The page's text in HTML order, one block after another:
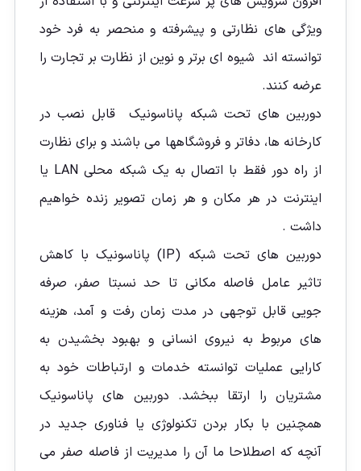
ویژگی های نظارتی و پیشرفته و منحصر به فرد خود
توانسته اند شیوه ای برتر و نوین از نظارت بر تجارت را
عرضه کنند.
دوربین های تحت شبکه پاناسونیک قابل نصب در
کارخانه ها، دفاتر و فروشگاهها می باشند و برای نظارت
از راه دور فقط با اتصال به یک شبکه محلی LAN یا
اینترنت در هر مکان و هر زمان تصویر زنده خواهيم
داشت .
دوربین های تحت شبکه (IP) پاناسونیک با کاهش
تاثیر عامل فاصله مکانی تا حد نسبتا صفر، صرفه
جویی قابل توجهی در مدت زمان رفت و آمد، هزینه
های مربوط به نیروی انسانی و بهبود بخشیدن به
کارایی عملیات توانسته خدمات و ارتباطات خود به
مشتریان را ارتقا ببخشد. دوربین های پاناسونیک
همچنین با بکار بردن تکنولوژی یا فناوری جدید در
آنچه که اصطلاحا ما آن را مدیریت از فاصله صفر می